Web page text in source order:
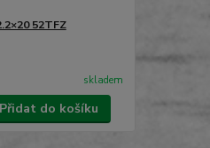
52TFZ
skladem
Přidat do košíku
999 Kč